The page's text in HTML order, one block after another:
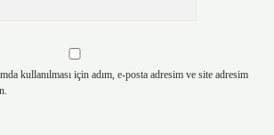
kullanılması için adım, e-posta adresim ve site adresim